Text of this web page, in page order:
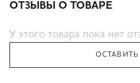
ОТЗЫВЫ О ТОВАРЕ
У этого товара пока нет
ОСТАВИТЬ